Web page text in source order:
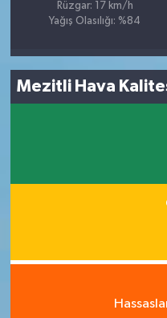
Rüzgar: 17 km/h
Yağış Olasılığı: %84
Mezitli Hava